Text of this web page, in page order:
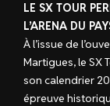
LE SX TOUR
L’ARENA DU
À l’issue de
Martigues, le SX
son calendrier
épreuve